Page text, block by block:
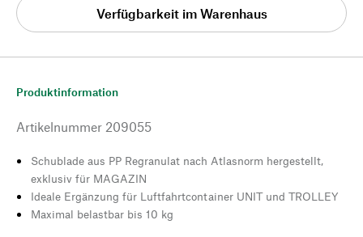
Verfügbarkeit im Warenhaus
Produktinformation
Artikelnummer 209055
Schublade aus PP Regranulat nach Atlasnorm hergestellt,
exklusiv für MAGAZIN
Ideale Ergänzung für Luftfahrtcontainer UNIT und TROLLEY
Maximal belastbar bis 10 kg